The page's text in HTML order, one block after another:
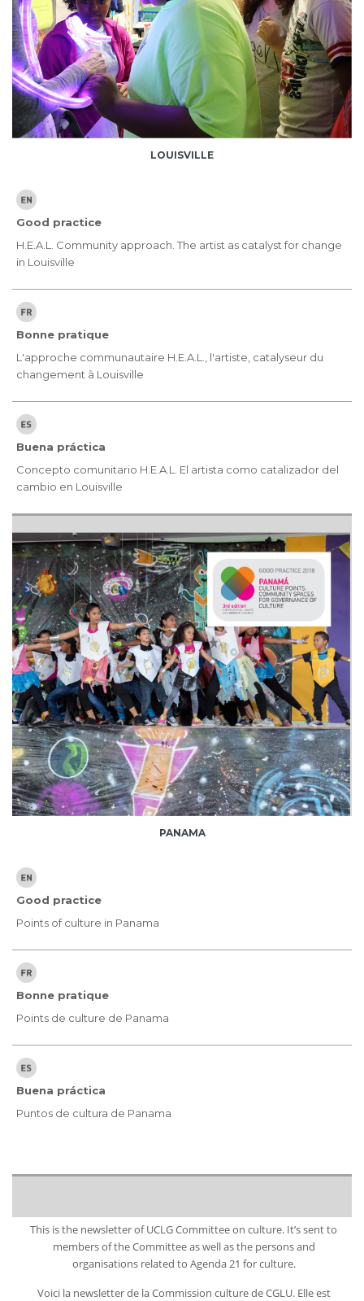
LOUISVILLE
Good practice
H.E.A.L. Community approach. The artist as catalyst for change
in Louisville
Bonne pratique
L'approche communautaire H.E.A.L., l'artiste, catalyseur du
changement à Louisville
Buena práctica
Concepto comunitario H.E.A.L. El artista como catalizador del
cambio en Louisville
PANAMA
Good practice
Points of culture in Panama
Bonne pratique
Points de culture de Panama
Buena práctica
Puntos de cultura de Panama
This is the newsletter of UCLG Committee on culture. It’s sent to
members of the Committee as well as the persons and
organisations related to Agenda 21 for culture.
Voici la newsletter de la Commission culture de CGLU. Elle est